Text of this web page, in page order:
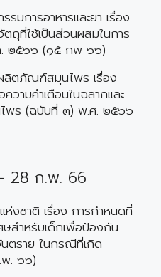
มการอาหารและยา เรื่อง
ถุที่ใช้เป็นส่วนผสมในการ
๒๕๖๖ (๑๕ กพ ๖๖)
ลิตภัณฑ์สมุนไพร เรื่อง
วามคำเตือนในฉลากและ
พร (ฉบับที่ ๓) พ.ศ. ๒๕๖๖
28 ก.พ. 66
งชาติ เรื่อง การกำหนดที่
สำหรับเด็กเพื่อป้องกัน
ตราย ในกรณีที่เกิด
. ๖๖)